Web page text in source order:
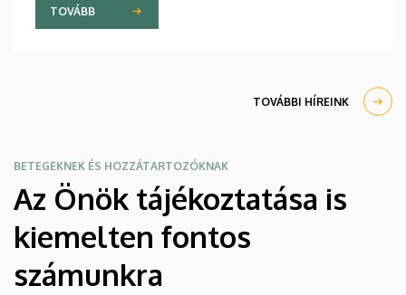
is részt vehetnek a július 22-én kezdődő Campus
Fesztiválon. A Debreceni Egyetem Klinikai
Egyetem téren felállított faházaknál, illetve a
TOVÁBB
TOVÁBBI HÍREINK
BETEGEKNEK ÉS HOZZÁTARTOZÓKNAK
Az Önök tájékoztatása is
kiemelten fontos
számunkra